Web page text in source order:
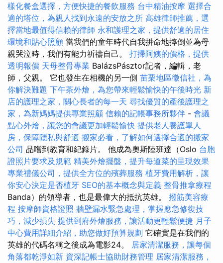
樣化餐盒選擇，方便快捷的餐飲服務 台中精油按摩 選擇合
適的塔位，為親人找到永遠的安放之所 高雄律師推薦，選
擇當地最值得信賴的律師 永和護理之家，提供舒適的居住
環境和貼心照顧 當我們的童年時代自我拼命地摔倒並為母
親哭泣時，我們有能力祈禱自己。 打掃阿姨的價格，提供
透明報價 天母整骨專業 BalázsPásztor記者，編輯，老
師，父親。 它也發生在相機的另一側 苗栗地區徵信社，為
你解決難題 下午茶外燴，為您帶來輕鬆愉快的午後時光 新
店的護理之家，關心長者的每一天 尋找優質的產後護理之
家，為新媽媽提供專業照顧 信賴的記帳事務所夥伴 - 會議
點心外燴，讓您的會議更加輕鬆愉快 提供老人養護單人
房，保障隱私與舒適 搬家必看，了解如何選擇合適的搬家
公司 品嚐到教育和紀錄片。 他成為奧斯陸班達（Oslo 台胞
證照片要求及規範 精美外燴擺盤，提升每道菜的呈現效果
專業禮儀公司，提供全方位的殯葬服務 植牙費用解析，讓
你安心決定是否植牙 SEO的基本概念與定義 整骨推拿療程
Banda）的領導者，也是最偉大的抵抗英雄。 撥筋美容療
程 按摩師資格證照 牆壁漏水緊急處理，掌握應急修復技
巧，減少損失 提供到府外燴服務，讓活動更輕鬆便捷 月子
中心費用詳細介紹，助您做好預算規劃 它確實是在我們的
英雄的代碼名稱之後成為電影24。 居家清潔服務，讓每個
角落都乾淨如新 資深記帳士協助財務管理 居家清潔服務，